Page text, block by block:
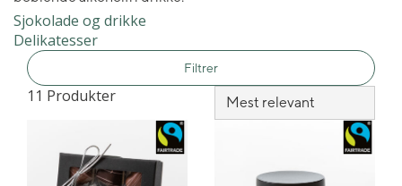
Sjokolade og drikke
Delikatesser
Filtrer
11 Produkter